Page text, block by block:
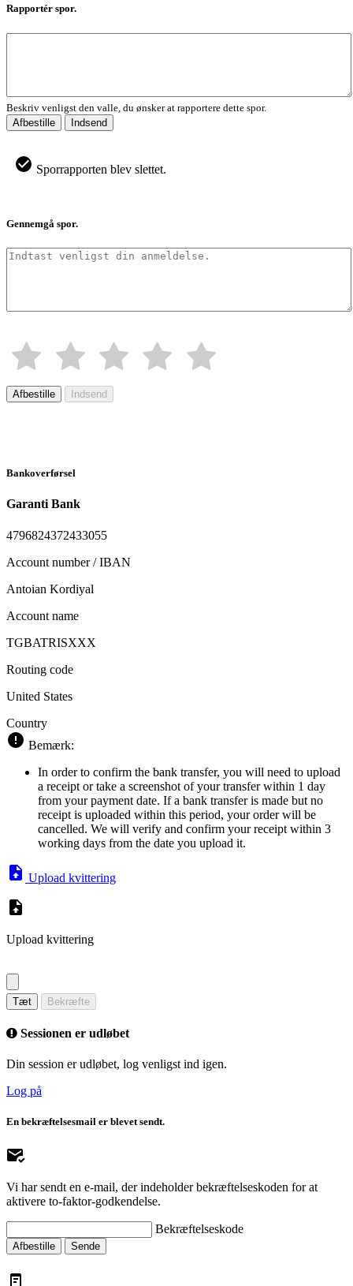
Rapportér spor.
Beskriv venligst den valle, du ønsker at rapportere dette spor.
Afbestille
Indsend
Sporrapporten blev slettet.
Gennemgå spor.
Afbestille Indsend
Bankoverførsel
Garanti Bank
4796824372433055
Account number / IBAN
Antoian Kordiyal
Account name
TGBATRISXXX
Routing code
United States
Country
Bemærk:
In order to confirm the bank transfer, you will need to upload
a receipt or take a screenshot of your transfer within 1 day
from your payment date. If a bank transfer is made but no
receipt is uploaded within this period, your order will be
cancelled. We will verify and confirm your receipt within 3
working days from the date you upload it.
Upload kvittering
Upload kvittering
Tæt Bekræfte
Sessionen er udløbet
Din session er udløbet, log venligst ind igen.
Log på
En bekræftelsesmail er blevet sendt.
Vi har sendt en e-mail, der indeholder bekræftelseskoden for at
aktivere to-faktor-godkendelse.
Bekræftelseskode
Afbestille Sende